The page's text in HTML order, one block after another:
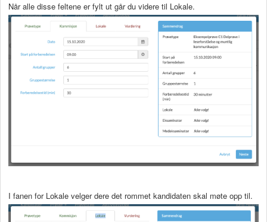
Når alle disse feltene er fylt ut går du videre til Lokale.
I fanen for Lokale velger dere det rommet kandidaten skal møte opp til.